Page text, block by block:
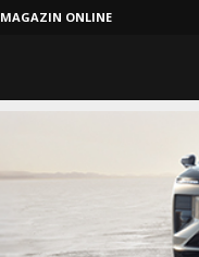
MAGAZIN ONLINE